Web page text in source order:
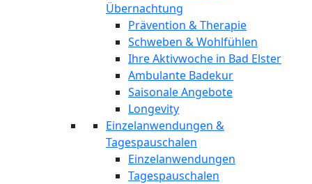
Übernachtung
Prävention & Therapie
Schweben & Wohlfühlen
Ihre Aktivwoche in Bad Elster
Ambulante Badekur
Saisonale Angebote
Longevity
Einzelanwendungen &
Tagespauschalen
Einzelanwendungen
Tagespauschalen